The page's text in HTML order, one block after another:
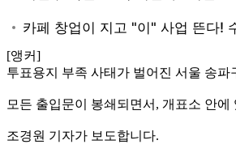
[앵커]
투표용지 부족 사태가 벌어진 서울 송
모든 출입문이 봉쇄되면서, 개표소 안
조경원 기자가 보도합니다.